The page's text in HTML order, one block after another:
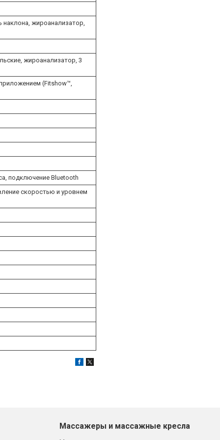
наклона, жироанализатор,
жироанализатор, 3
(Fitshow™,
подключение Bluetooth
скоростью и уровнем
Массажеры и массажные кресла